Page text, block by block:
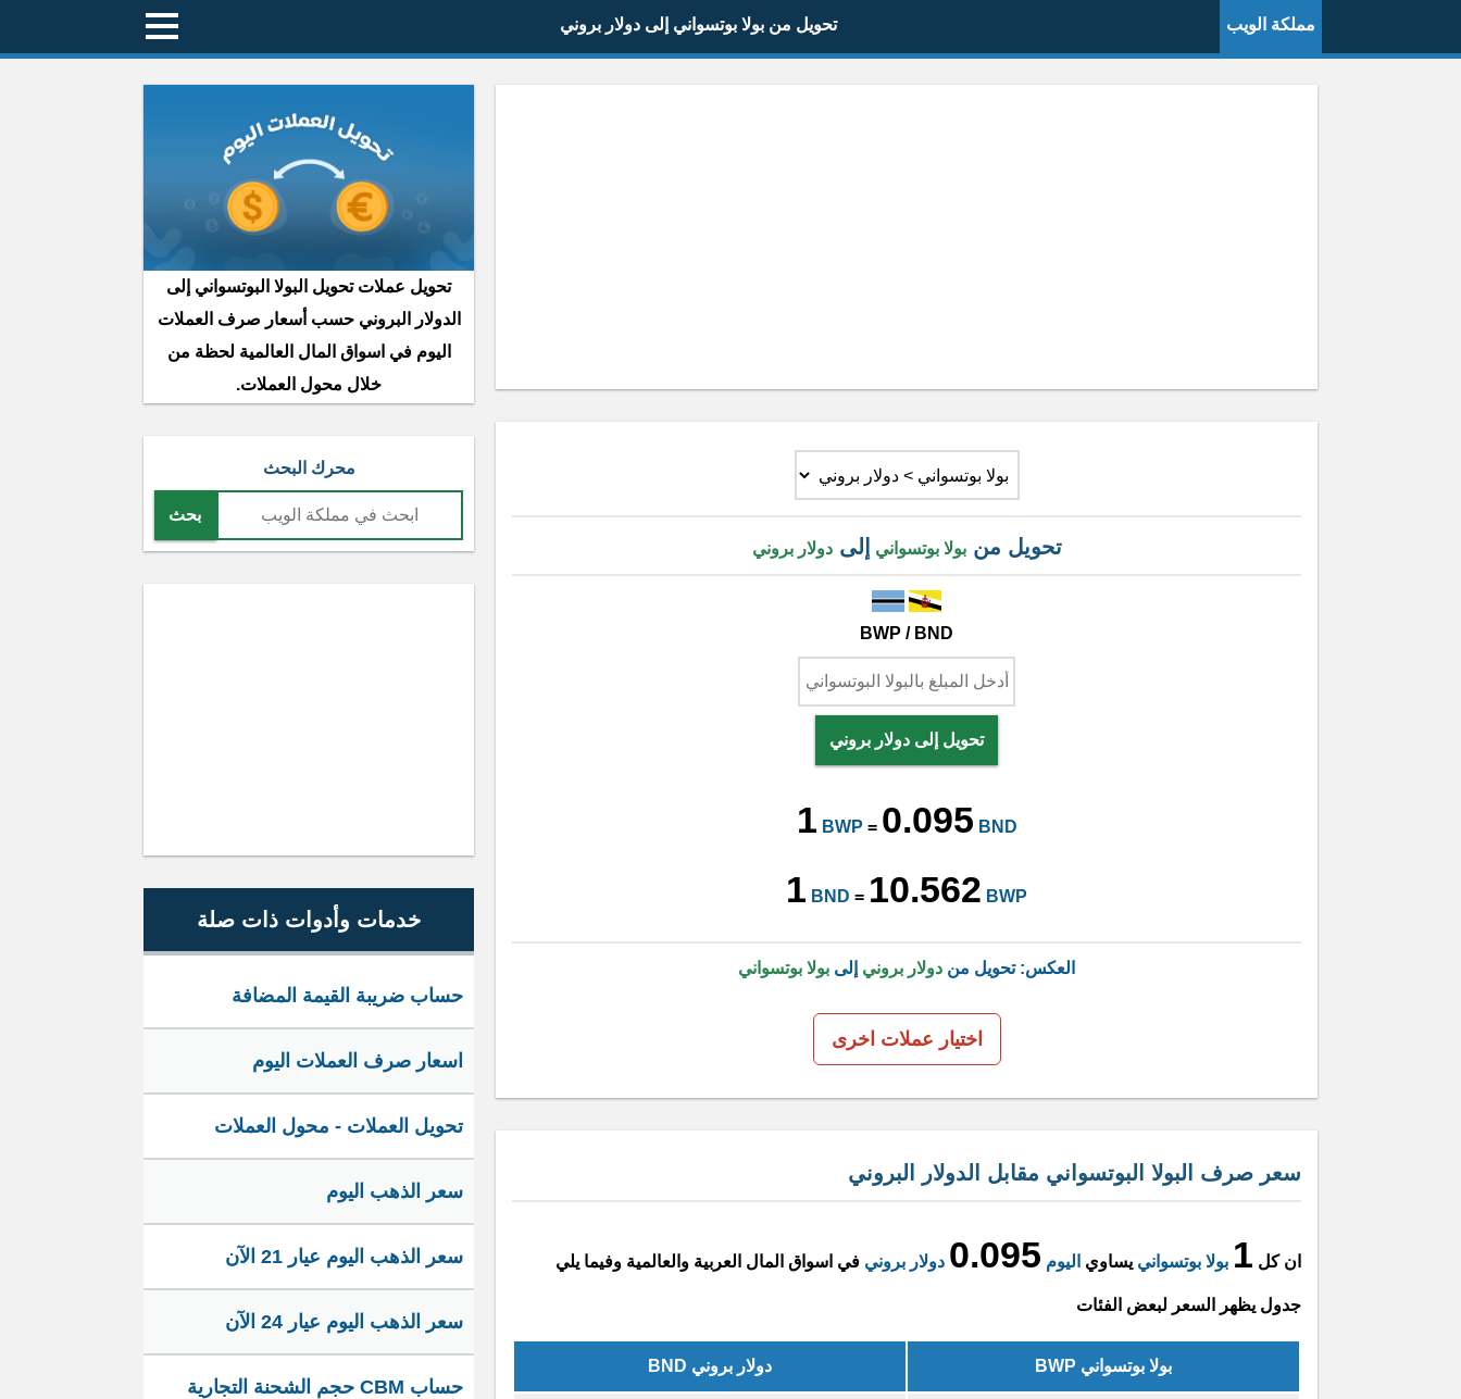
مملكة الويب تحويل من بولا بوتسواني إلى دولار بروني
تحويل منبولا بوتسواني إلىدولار بروني
BWP / BND
تحويل إلى دولار بروني
1 BWP = 0.095 BND
1 BND = 10.562 BWP
العكس: تحويل من دولار بروني إلى بولا بوتسواني
اختيار عملات اخرى
سعر صرف البولا البوتسواني مقابل الدولار البروني
ان كل 1 بولا بوتسواني يساوي اليوم 0.095 دولار بروني في اسواق المال العربية والعالمية وفيما يلي
جدول يظهر السعر لبعض الفئات
بولا بوتسواني BWP دولار بروني BND
تحويل عملات تحويل البولا البوتسواني إلى
الدولار البروني حسب أسعار صرف العملات
اليوم في اسواق المال العالمية لحظة من
خلال محول العملات.
محرك البحث
بحث
خدمات وأدوات ذات صلة
حساب ضريبة القيمة المضافة
اسعار صرف العملات اليوم
تحويل العملات - محول العملات
سعر الذهب اليوم
سعر الذهب اليوم عيار 21 الآن
سعر الذهب اليوم عيار 24 الآن
حساب CBM حجم الشحنة التجارية